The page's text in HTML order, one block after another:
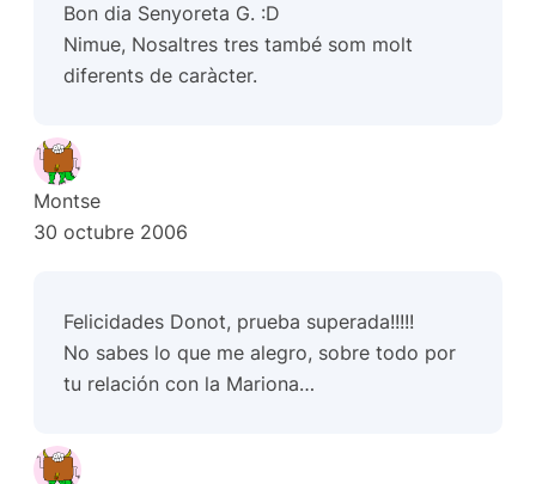
Bon dia Senyoreta G. :D
Nimue, Nosaltres tres també som molt
diferents de caràcter.
Montse
30 octubre 2006
Felicidades Donot, prueba superada!!!!!
No sabes lo que me alegro, sobre todo por
tu relación con la Mariona…